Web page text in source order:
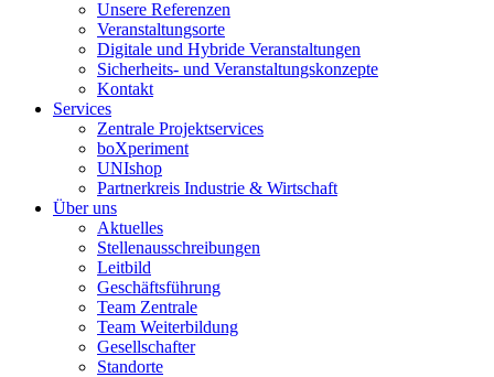
Unsere Referenzen
Veranstaltungsorte
Digitale und Hybride Veranstaltungen
Sicherheits- und Veranstaltungskonzepte
Kontakt
Services
Zentrale Projektservices
boXperiment
UNIshop
Partnerkreis Industrie & Wirtschaft
Über uns
Aktuelles
Stellenausschreibungen
Leitbild
Geschäftsführung
Team Zentrale
Team Weiterbildung
Gesellschafter
Standorte